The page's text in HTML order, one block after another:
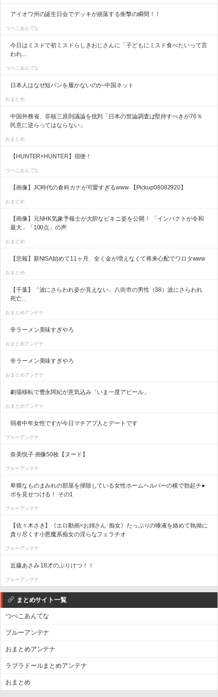
アイオワ州の誕生日会でデッキが崩落する衝撃の瞬間！！
つべこあんてな
今日はミスドで初ミスドらしきおじさんに「子どもにミスド食べたいって言
われ...
つべこあんてな
日本人はなぜ短パンを履かないのか-中国ネット
おまとめ
中国外務省、非核三原則議論を批判「日本の世論調査は堅持すべきが76％
民意に逆らってはならない」
おまとめ
【HUNTER×HUNTER】宿便！
つべこあんてな
【画像】JC時代の倉科カナが可愛すぎるwww 【Pickup08082920】
おまとめ
【画像】元NHK気象予報士が大胆なビキニ姿を公開！ 「インパクトが令和
最大」「100点」の声
おまとめ
【悲報】新NISA始めて11ヶ月、全く金が増えなくて将来心配でワロタwww
おまとめ
【千葉】「波にさらわれ姿が見えない」八街市の男性（38）波にさらわれ
死亡...
おまとめアンテナ
辛ラーメン美味すぎやろ
おまとめアンテナ
辛ラーメン美味すぎやろ
おまとめアンテナ
劇場移転で豊永阿紀が意気込み「いま一度アピール」
おまとめアンテナ
弱者中年女性ですが今日マチアプ人とデートです
ブルーアンテナ
奈美悦子 画像50枚【ヌード】
ブルーアンテナ
卑猥なものまみれの部屋を掃除している女性ホームヘルパーの横で勃起チ●
ポを見せつける！ その1
ブルーアンテナ
【佐々木さき】《エロ動画×お姉さん･痴女》たっぷりの唾液を絡めて執拗に
貪り尽くす小悪魔系痴女の淫らなフェラチオ
ブルーアンテナ
近藤あさみ 18才のぷりけつ！！
ブルーアンテナ
まとめサイト一覧
つべこあんてな
ブルーアンテナ
おまとめアンテナ
ラブラドールまとめアンテナ
おまとめ